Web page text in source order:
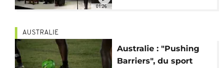
01:26
AUSTRALIE
Australie : "Pushing
Barriers", du sport